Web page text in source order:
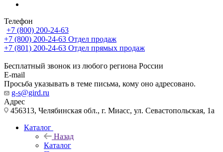
Телефон
+7 (800) 200-24-63
+7 (800) 200-24-63 Отдел продаж
+7 (801) 200-24-63 Отдел прямых продаж
Бесплатный звонок из любого региона России
E-mail
Просьба указывать в теме письма, кому оно адресовано.
g-s@gird.ru
Адрес
456313, Челябинская обл., г. Миасс, ул. Севастопольская, 1а
Каталог
Назад
Каталог